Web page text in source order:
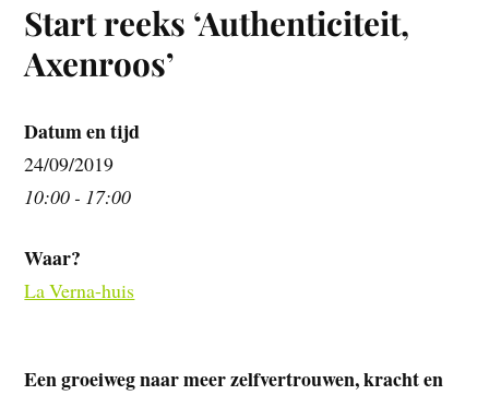
Start reeks ‘Authenticiteit,
Axenroos’
Datum en tijd
24/09/2019
10:00 - 17:00
Waar?
La Verna-huis
Een groeiweg naar meer zelfvertrouwen, kracht en